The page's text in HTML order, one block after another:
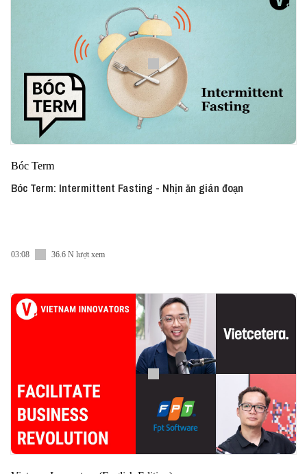
Bóc Term
Bóc Term: Intermittent Fasting - Nhịn ăn gián đoạn
03:08 36.6 N lượt xem